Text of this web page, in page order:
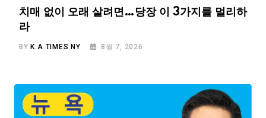
치매 없이 오래 살려면…당장 이 3가지를 멀리하
라
BYK.A TIMES NY 8월 7, 2026